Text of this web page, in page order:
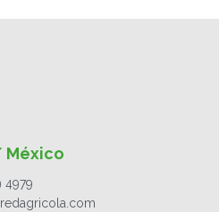
México
4979